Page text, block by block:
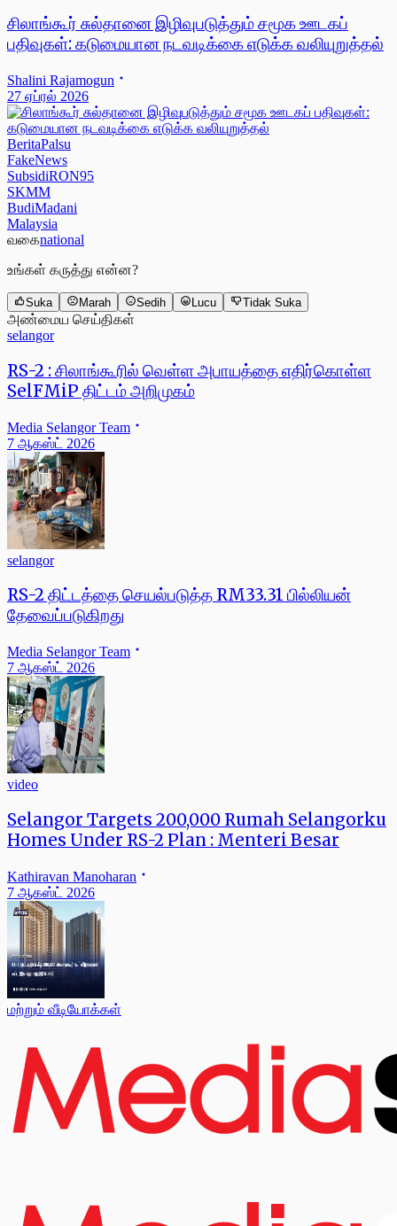
சிலாங்கூர் சுல்தானை இழிவுபடுத்தும் சமூக ஊடகப்
பதிவுகள்: கடுமையான நடவடிக்கை எடுக்க வலியுறுத்தல்
Shalini Rajamogun
27 ஏப்ரல் 2026
BeritaPalsu
FakeNews
SubsidiRON95
SKMM
BudiMadani
Malaysia
வகைnational
உங்கள் கருத்து என்ன?
Suka Marah Sedih Lucu Tidak Suka
அண்மைய செய்திகள்
selangor
RS-2 : சிலாங்கூரில் வெள்ள அபாயத்தை எதிர்கொள்ள
SelFMiP திட்டம் அறிமுகம்
Media Selangor Team
7 ஆகஸ்ட் 2026
selangor
RS-2 திட்டத்தை செயல்படுத்த RM33.31 பில்லியன்
தேவைப்படுகிறது
Media Selangor Team
7 ஆகஸ்ட் 2026
video
Selangor Targets 200,000 Rumah Selangorku
Homes Under RS-2 Plan : Menteri Besar
Kathiravan Manoharan
7 ஆகஸ்ட் 2026
மற்றும் வீடியோக்கள்